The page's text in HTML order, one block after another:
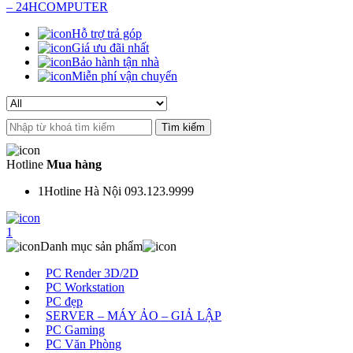
Hỗ trợ trả góp
Giá ưu đãi nhất
Bảo hành tận nhà
Miễn phí vận chuyển
Search
for:
Hotline Mua hàng
1Hotline Hà Nội 093.123.9999
1
Danh mục sản phẩm
PC Render 3D/2D
PC Workstation
PC đẹp
SERVER – MÁY ẢO – GIẢ LẬP
PC Gaming
PC Văn Phòng